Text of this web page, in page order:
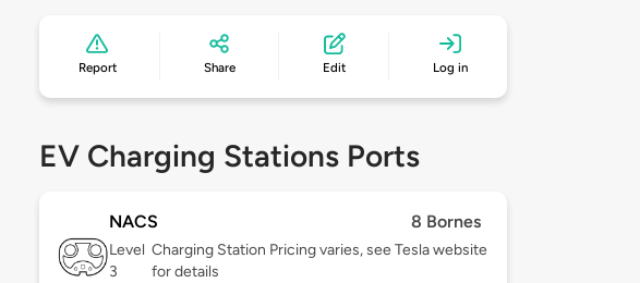
Report Share Edit Log in
EV Charging Stations Ports
NACS 8 Bornes
Level
3
Charging Station Pricing varies, see Tesla website
for details